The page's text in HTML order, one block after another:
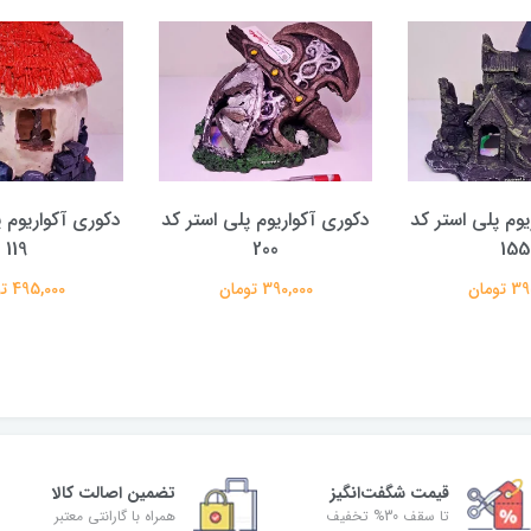
پلی استر کد
155
دکوری آکواریوم پلی استر کد
200
390,000 تومان
دکوری
119
495,000 تومان
قیمت شگفت‌انگیز
تا سقف 30% تخفیف
تضمین اصالت کالا
همراه با گارانتی معتبر